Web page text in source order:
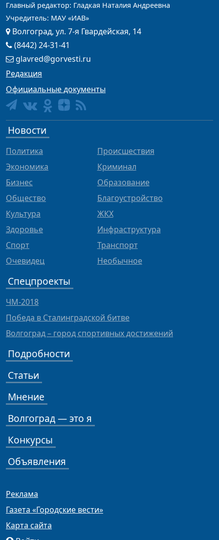
Главный редактор: Гладкая Наталия Андреевна
Учредитель: МАУ «ИАВ»
Волгоград, ул. 7-я Гвардейская, 14
(8442) 24-31-41
glavred@gorvesti.ru
Редакция
Официальные документы
Новости
Политика
Экономика
Бизнес
Общество
Культура
Здоровье
Спорт
Очевидец
Происшествия
Криминал
Образование
Благоустройство
ЖКХ
Инфраструктура
Транспорт
Необычное
Спецпроекты
ЧМ-2018
Победа в Сталинградской битве
Волгоград – город спортивных достижений
Подробности
Статьи
Мнение
Волгоград — это я
Конкурсы
Объявления
Реклама
Газета «Городские вести»
Карта сайта